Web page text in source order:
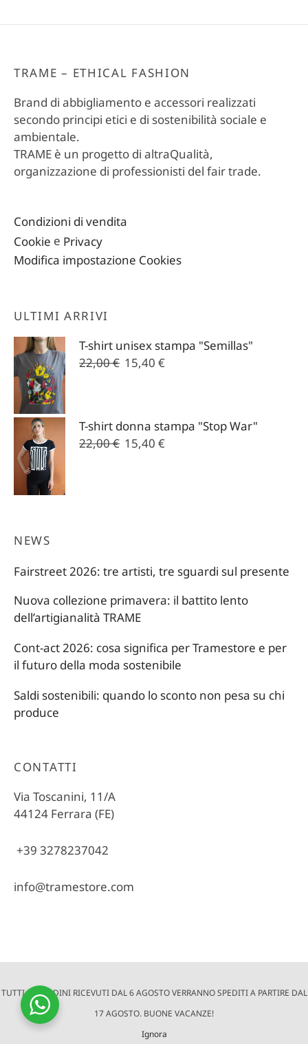
TUTTI GLI ORDINI RICEVUTI DAL 6 AGOSTO VERRANNO SPEDITI A PARTIRE DAL
17 AGOSTO. BUONE VACANZE!
Ignora
TRAME – ETHICAL FASHION
Brand di abbigliamento e accessori realizzati
secondo principi etici e di sostenibilità sociale e
ambientale.
TRAME è un progetto di altraQualità,
organizzazione di professionisti del fair trade.
Condizioni di vendita
Cookie e Privacy
Modifica impostazione Cookies
ULTIMI ARRIVI
T-shirt unisex stampa "Semillas"
22,00€ Il
22,00 €.
15,40 €
15,40 €.
T-shirt donna stampa "Stop War"
22,00€ Il
15,40 €
NEWS
Fairstreet 2026: tre artisti, tre sguardi sul presente
Nuova collezione primavera: il battito lento
dell’artigianalità TRAME
Cont-act 2026: cosa significa per Tramestore e per
il futuro della moda sostenibile
Saldi sostenibili: quando lo sconto non pesa su chi
produce
CONTATTI
Via Toscanini, 11/A
44124 Ferrara (FE)
+39 3278237042
info@tramestore.com
© 2022 Trame Store è un progetto di altraQualità | Via Toscanini,
11/A - 44124 Ferrara (FE) | P.Iva e Cod. Fisc. 01572390381 |